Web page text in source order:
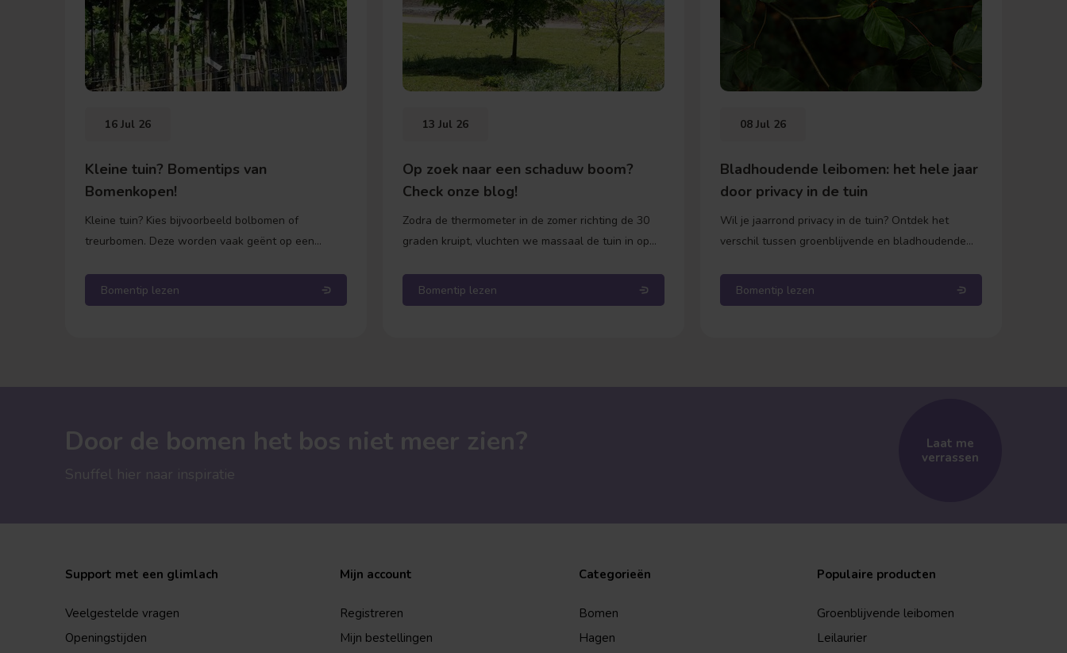
16 Jul 26
Kleine tuin? Bomentips van
Bomenkopen!
Kleine tuin? Kies bijvoorbeeld bolbomen of
treurbomen. Deze worden vaak geënt op een
in de hoogte groeit, alleen de kroon (de bol of de
takken) wordt voller. Zo weet je precies waar je
Bomentip lezen
13 Jul 26
Op zoek naar een schaduw boom?
Check onze blog!
Zodra de thermometer in de zomer richting de 30
graden kruipt, vluchten we massaal de tuin in op
het zonnescherm uitdraaien, zou je denken. Toch
blijft het daaronder vaak drukkend warm. De échte
Bomentip lezen
08 Jul 26
Bladhoudende leibomen: het hele jaar
door privacy in de tuin
Wil je jaarrond privacy in de tuin? Ontdek het
verschil tussen groenblijvende en bladhoudende
Bomentip lezen
Door de bomen het bos niet meer zien?
Snuffel hier naar inspiratie
Laat me
verrassen
Support met een glimlach
Veelgestelde vragen
Openingstijden
Mijn account
Registreren
Mijn bestellingen
Categorieën
Bomen
Hagen
Populaire producten
Groenblijvende leibomen
Leilaurier